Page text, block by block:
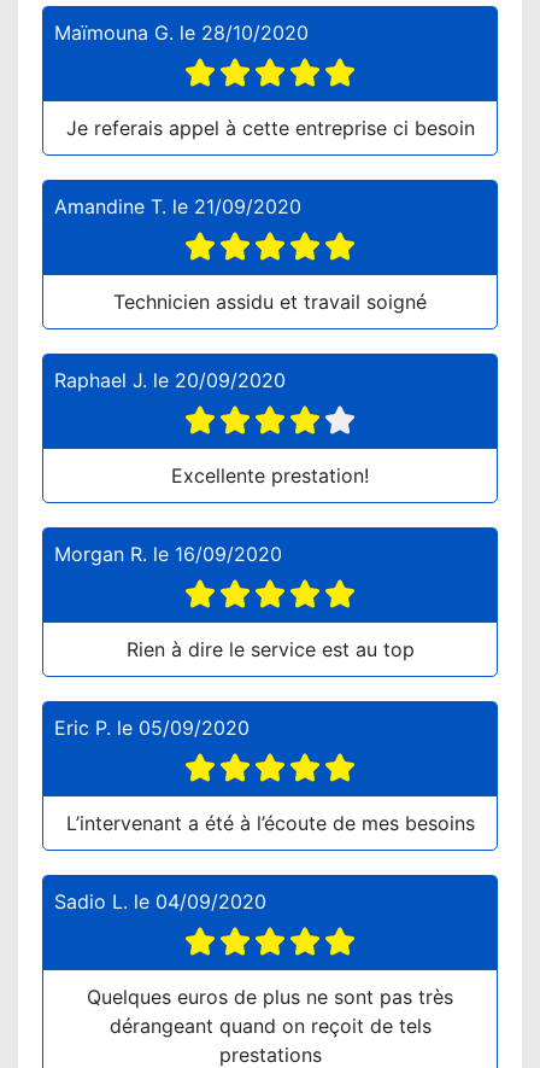
Maïmouna G. le 28/10/2020
Je referais appel à cette entreprise ci besoin
Amandine T. le 21/09/2020
Technicien assidu et travail soigné
Raphael J. le 20/09/2020
Excellente prestation!
Morgan R. le 16/09/2020
Rien à dire le service est au top
Eric P. le 05/09/2020
L’intervenant a été à l’écoute de mes besoins
Sadio L. le 04/09/2020
Quelques euros de plus ne sont pas très
dérangeant quand on reçoit de tels
prestations